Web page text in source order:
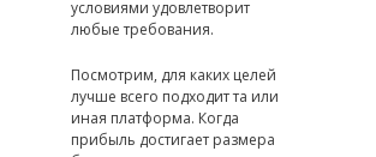
условиями удовлетворит
любые требования.
Посмотрим, для каких целей
лучше всего подходит та или
иная платформа. Когда
прибыль достигает размера